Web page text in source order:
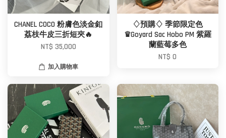
CHANEL COCO 粉膚色淡金釦
荔枝牛皮三折短夾🔥
NT$ 35,000
加入購物車
♢預購♢ 季節限定色
♛Goyard Sac Hobo PM 紫羅
蘭藍莓多色
NT$ 0